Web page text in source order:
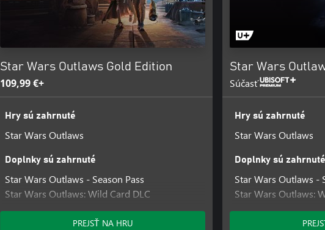
Star Wars Outlaws Gold Edition
109,99 €+
Hry sú zahrnuté
Star Wars Outlaws
Doplnky sú zahrnuté
Star Wars Outlaws - Season Pass
Star Wars Outlaws: Wild Card DLC
Star Wars Outlaws: A Pirate's Fortune DLC
Hunter's Legacy Bundle
PREJSŤ NA HRU
Star Wars
Súčasť
Hry sú zahrnuté
Star Wars Outlaws
Doplnky sú zahrnuté
Star Wars Outlaws -
Star Wars Outlaws:
Star Wars Outlaws:
Desert Nomad